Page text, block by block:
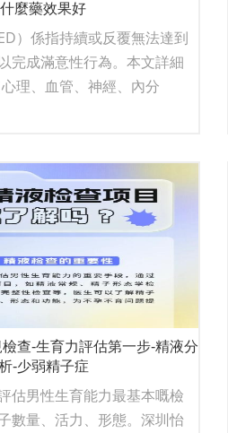
什麼藥效果好
）係指持續或反覆無法達到
完成滿意性行為。本文詳細
理、血管、神經、內分
查-生育力評估第一步-精液分
-少弱精子症
估男性生育能力最基本嘅檢
數量、活力、形態。深圳怡